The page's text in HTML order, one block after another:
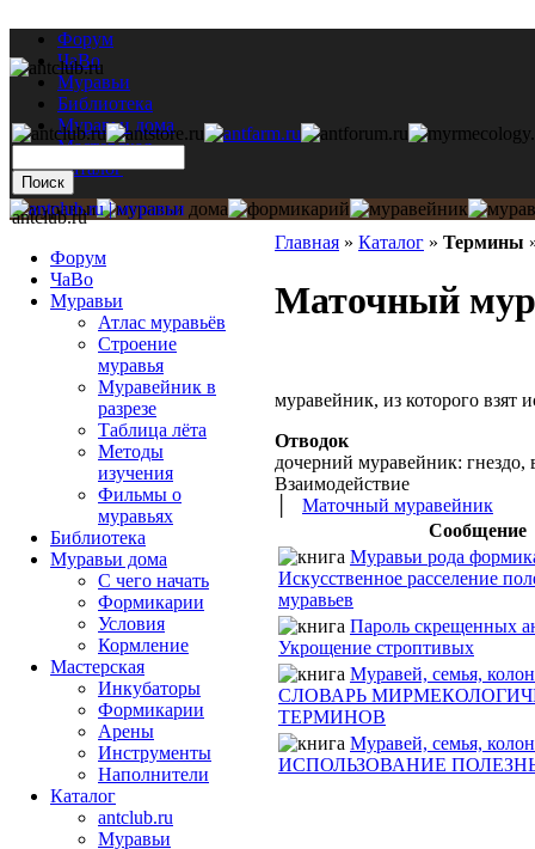
Форум
ЧаВо
Муравьи
Библиотека
Муравьи дома
Мастерская
Каталог
Главная » Каталог » Термины
Маточный
муравейник, из которого взят
Отводок
дочерний муравейник: гнездо,
Взаимодействие
Маточный муравейник
Сообщение
Муравьи рода
Искусственное расселение
муравьев
Пароль скрещенных
Укрощение строптивых
Муравей, семья,
СЛОВАРЬ
ТЕРМИНОВ
Муравей, семья,
ИСПОЛЬЗОВАНИЕ
antclub.ru
Форум
ЧаВо
Муравьи
Атлас муравьёв
Строение
муравья
Муравейник в
разрезе
Таблица лёта
Методы
изучения
Фильмы о
муравьях
Библиотека
Муравьи дома
С чего начать
Формикарии
Условия
Кормление
Мастерская
Инкубаторы
Формикарии
Арены
Инструменты
Наполнители
Каталог
antclub.ru
Муравьи